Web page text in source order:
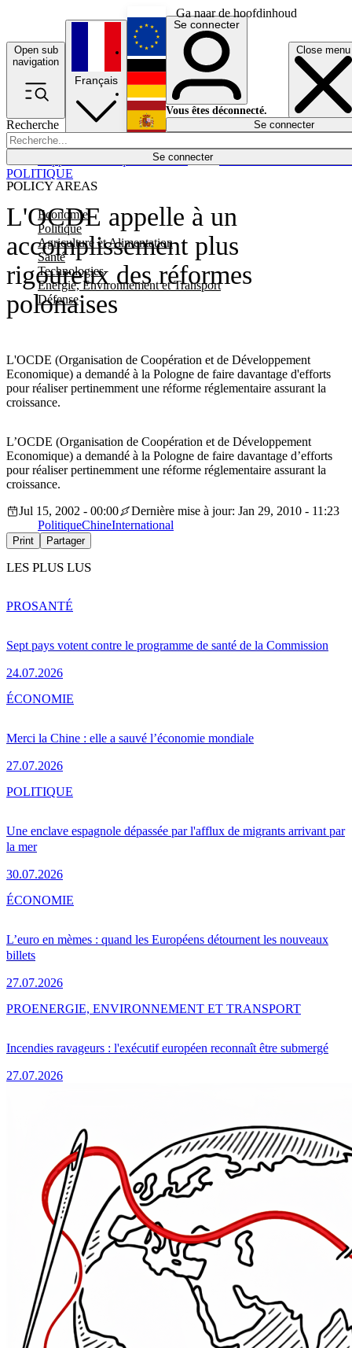
Ga naar de hoofdinhoud
Open sub
navigation
Close menu
Recherche
Se connecter
POLICY AREAS
Economie
Politique
Agriculture et Alimentation
Santé
Technologies
Energie, Environnement et Transport
Défense
Économie
Français
English
Deutsch
Español
Se connecter
Vous êtes déconnecté.
Se connecter
L'OCDE appelle à un
accomplissement plus
rigoureux des réformes
polonaises
L'OCDE (Organisation de Coopération et de Développement
Economique) a demandé à la Pologne de faire davantage d'efforts
pour réaliser pertinemment une réforme réglementaire assurant la
croissance.
POLITIQUE
L’OCDE (Organisation de Coopération et de Développement
Economique) a demandé à la Pologne de faire davantage d’efforts
pour réaliser pertinemment une réforme réglementaire assurant la
croissance.
Jul 15, 2002 - 00:00
Dernière mise à jour: Jan 29, 2010 - 11:23
PolitiqueChineInternational
Print Partager
LES PLUS LUS
Sept pays votent contre le programme de santé de la Commission
24.07.2026
PROSANTÉ
Merci la Chine : elle a sauvé l’économie mondiale
27.07.2026
ÉCONOMIE
Une enclave espagnole dépassée par l'afflux de migrants arrivant par
la mer
30.07.2026
POLITIQUE
L’euro en mèmes : quand les Européens détournent les nouveaux
billets
27.07.2026
ÉCONOMIE
Incendies ravageurs : l'exécutif européen reconnaît être submergé
27.07.2026
PROENERGIE, ENVIRONNEMENT ET TRANSPORT